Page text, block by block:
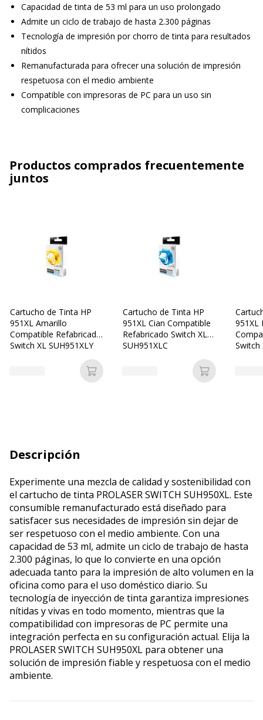
Capacidad de tinta de 53 ml para un uso prolongado
Admite un ciclo de trabajo de hasta 2.300 páginas
Tecnología de impresión por chorro de tinta para resultados
nítidos
Remanufacturada para ofrecer una solución de impresión
respetuosa con el medio ambiente
Compatible con impresoras de PC para un uso sin
complicaciones
Productos comprados frecuentemente
juntos
Cartucho de Tinta HP
951XL Amarillo
Compatible Refabricado
Switch XL SUH951XLY
Añadir a la cesta
Cartucho de Tinta HP
951XL Cian Compatible
Refabricado Switch XL
SUH951XLC
Añadir a la
951XL
Switch
Descripción
Experimente una mezcla de calidad y sostenibilidad con
el cartucho de tinta PROLASER SWITCH SUH950XL. Este
consumible remanufacturado está diseñado para
satisfacer sus necesidades de impresión sin dejar de
ser respetuoso con el medio ambiente. Con una
capacidad de 53 ml, admite un ciclo de trabajo de hasta
2.300 páginas, lo que lo convierte en una opción
adecuada tanto para la impresión de alto volumen en la
oficina como para el uso doméstico diario. Su
tecnología de inyección de tinta garantiza impresiones
nítidas y vivas en todo momento, mientras que la
compatibilidad con impresoras de PC permite una
integración perfecta en su configuración actual. Elija la
PROLASER SWITCH SUH950XL para obtener una
solución de impresión fiable y respetuosa con el medio
ambiente.